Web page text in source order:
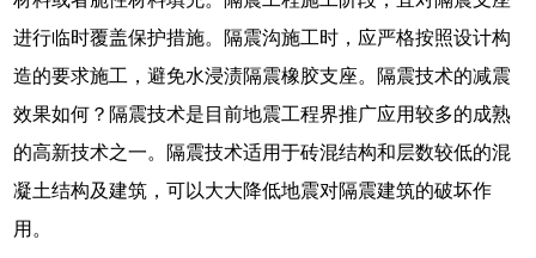
进行临时覆盖保护措施。隔震沟施工时，应严格按照设计构
造的要求施工，避免水浸渍隔震橡胶支座。隔震技术的减震
效果如何？隔震技术是目前地震工程界推广应用较多的成熟
的高新技术之一。隔震技术适用于砖混结构和层数较低的混
凝土结构及建筑，可以大大降低地震对隔震建筑的破坏作
用。